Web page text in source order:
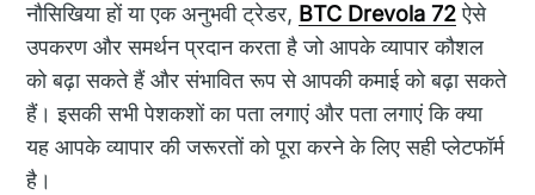
नौसिखिया हों या एक अनुभवी ट्रेडर, BTC Drevola 72ऐसे
उपकरण और समर्थन प्रदान करता है जो आपके व्यापार कौशल
को बढ़ा सकते हैं और संभावित रूप से आपकी कमाई को बढ़ा सकते
हैं। इसकी सभी पेशकशों का पता लगाएं और पता लगाएं कि क्या
यह आपके व्यापार की जरूरतों को पूरा करने के लिए सही प्लेटफॉर्म
है।